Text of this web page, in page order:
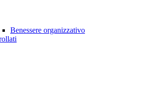
Benessere organizzativo